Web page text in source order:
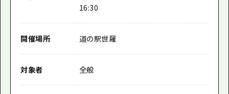
16:30
開催場所 道の駅世羅
対象者 全般